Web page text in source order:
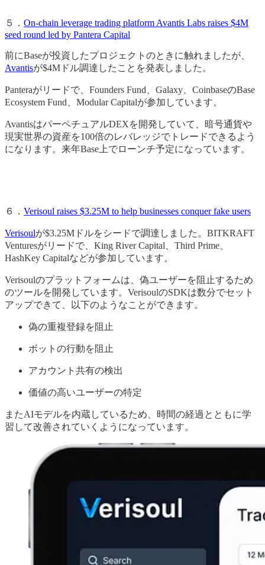
５． On-chain leverage trading platform Avantis Labs raises $4M
seed round led by Pantera Capital
前にBaseが投資したプロジェクトのときに触れましたが、
Avantisが$4Mドル調達したことを発表しました。
Panteraがリードで、Founders Fund、Galaxy、CoinbaseのBase
Ecosystem Fund、Modular Capitalが参加しています。
AvantisはパーペチュアルDEXを開発していて、暗号通貨や
現実世界の資産を100倍のレバレッジでトレードできるよう
になります。来年Base上でローンチ予定になっています。
６． Verisoul raises $3.25M to help businesses conquer fake users
Verisoulが$3.25Mドルをシードで調達しました。BITKRAFT
Venturesがリードで、King River Capital、Third Prime、
HashKey Capitalなどが参加しています。‍
Verisoulのプラットフォームは、偽ユーザーを阻止するため
のツールを開発しています。VerisoulのSDKは数分でセット
アップできて、以下のようなことができます。
偽の重複登録を阻止
ボットの行動を阻止
アカウント共有の検出
価値の高いユーザーの特定
またAIモデルを内蔵しているため、時間の経過とともに学
習して改善されていくようになっています。